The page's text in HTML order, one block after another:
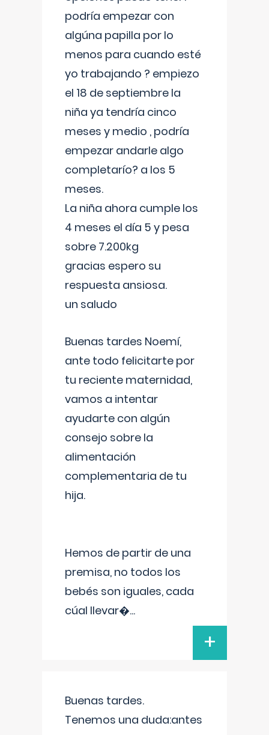
podría empezar con
algúna papilla por lo
menos para cuando esté
yo trabajando ? empiezo
el 18 de septiembre la
niña ya tendría cinco
meses y medio , podría
empezar andarle algo
completarío? a los 5
meses.
La niña ahora cumple los
4 meses el día 5 y pesa
sobre 7.200kg
gracias espero su
respuesta ansiosa.
un saludo
Buenas tardes Noemí,
ante todo felicitarte por
tu reciente maternidad,
vamos a intentar
ayudarte con algún
consejo sobre la
alimentación
complementaria de tu
hija.
Hemos de partir de una
premisa, no todos los
bebés son iguales, cada
cúal llevar�...
+
Buenas tardes.
Tenemos una duda:antes